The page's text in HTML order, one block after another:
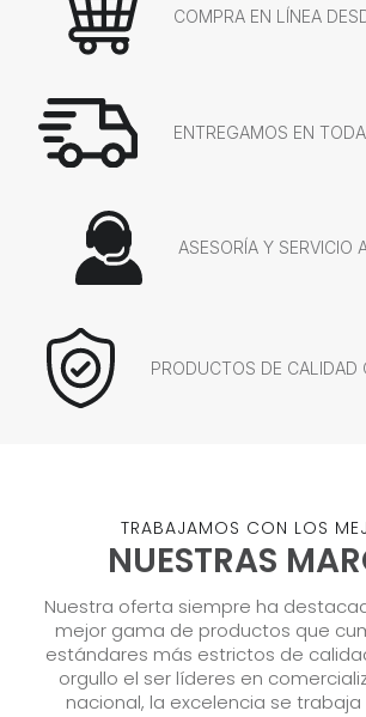
COMPRA EN LÍNEA
ENTREGAMOS EN
ASESORÍA Y SERVICIO
PRODUCTOS DE CALIDAD
TRABAJAMOS CON LOS
NUESTRAS
Nuestra oferta siempre ha
mejor gama de productos que
estándares más estrictos de
orgullo el ser líderes en
nacional, la excelencia se